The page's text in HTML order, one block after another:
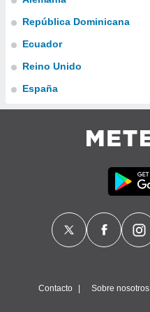
y
nuestra
cookies
República Dominicana
Ecuador
Reino Unido
España
Contacto Sobre nosotros